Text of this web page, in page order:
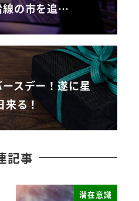
線の市を追…
スデー！遂に星
来る！
記事
潜在意識